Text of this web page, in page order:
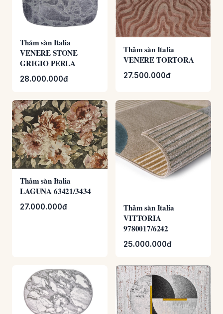
Thảm sàn Italia
VENERE STONE
GRIGIO PERLA
28.000.000đ
Thảm sàn Italia
VENERE TORTORA
27.500.000đ
Thảm sàn Italia
LAGUNA 63421/3434
27.000.000đ
Thảm sàn Italia
VITTORIA
9780017/6242
25.000.000đ